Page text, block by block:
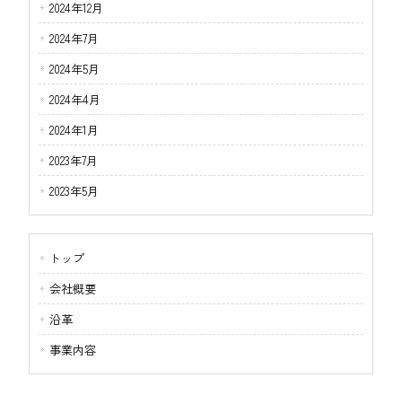
2024年12月
2024年7月
2024年5月
2024年4月
2024年1月
2023年7月
2023年5月
トップ
会社概要
沿革
事業内容